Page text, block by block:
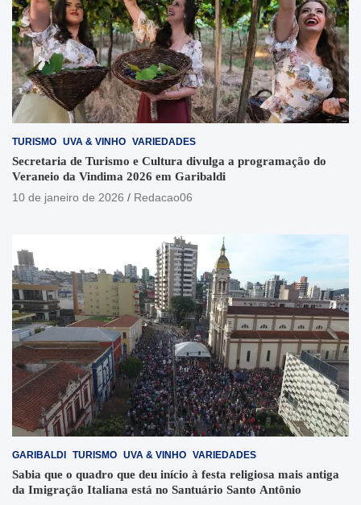
TURISMO UVA & VINHO VARIEDADES
Secretaria de Turismo e Cultura divulga a programação do
Veraneio da Vindima 2026 em Garibaldi
10 de janeiro de 2026
Redacao06
GARIBALDI TURISMO UVA & VINHO VARIEDADES
Sabia que o quadro que deu início à festa religiosa mais antiga
da Imigração Italiana está no Santuário Santo Antônio